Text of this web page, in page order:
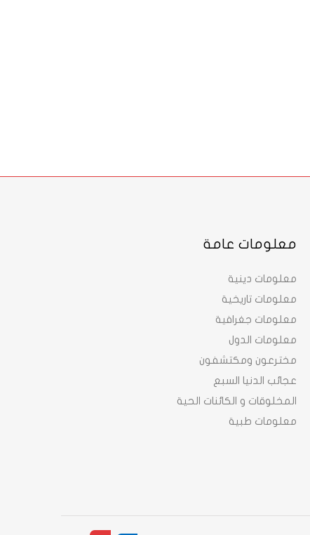
معلومات عامة
معلومات دينية
معلومات تاريخية
معلومات جغرافية
معلومات الدول
مخترعون ومكتشفون
عجائب الدنيا السبع
المخلوقات و الكائنات الحية
معلومات طبية